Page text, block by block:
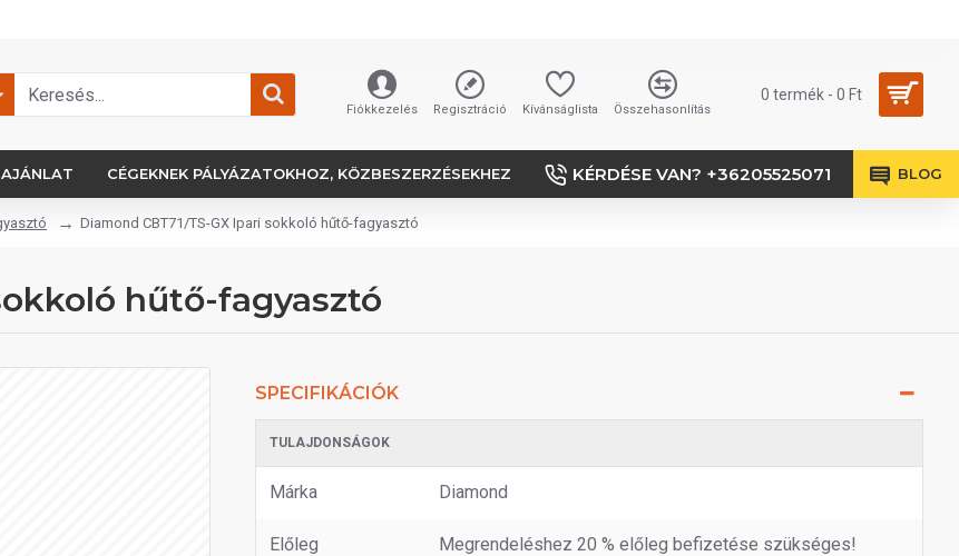
Fiókkezelés Regisztráció Kívánságlista Összehasonlítás
0 termék - 0 Ft
CÉGEKNEK PÁLYÁZATOKHOZ, KÖZBESZERZÉSEKHEZ KÉRDÉSE VAN? +36205525071 BLOG
Diamond CBT71/TS-GX Ipari sokkoló hűtő-fagyasztó
hűtő-fagyasztó
SPECIFIKÁCIÓK
TULAJDONSÁGOK
Márka Diamond
Előleg Megrendeléshez 20 % előleg befizetése szükséges!